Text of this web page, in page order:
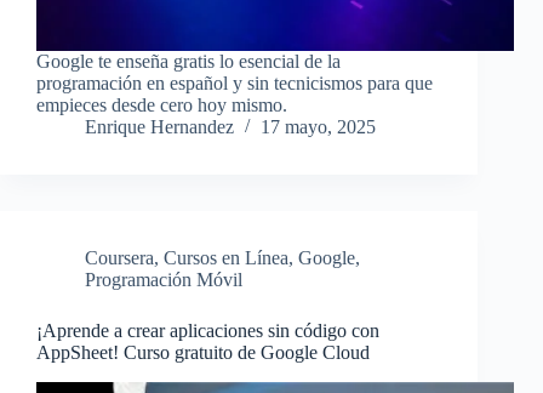
Google te enseña gratis lo esencial de la
programación en español y sin tecnicismos para que
empieces desde cero hoy mismo.
Enrique Hernandez
17 mayo, 2025
Coursera, Cursos en Línea, Google,
Programación Móvil
¡Aprende a crear aplicaciones sin código con
AppSheet! Curso gratuito de Google Cloud